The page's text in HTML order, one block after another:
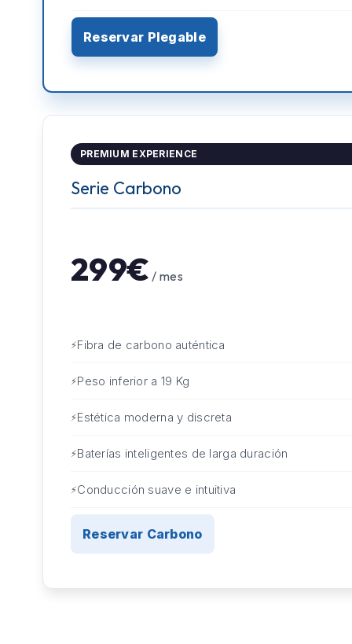
Reservar Plegable
PREMIUM EXPERIENCE
Serie Carbono
299€ / mes
Fibra de carbono auténtica
Peso inferior a 19 Kg
Estética moderna y discreta
Baterías inteligentes de larga duración
Conducción suave e intuitiva
Reservar Carbono